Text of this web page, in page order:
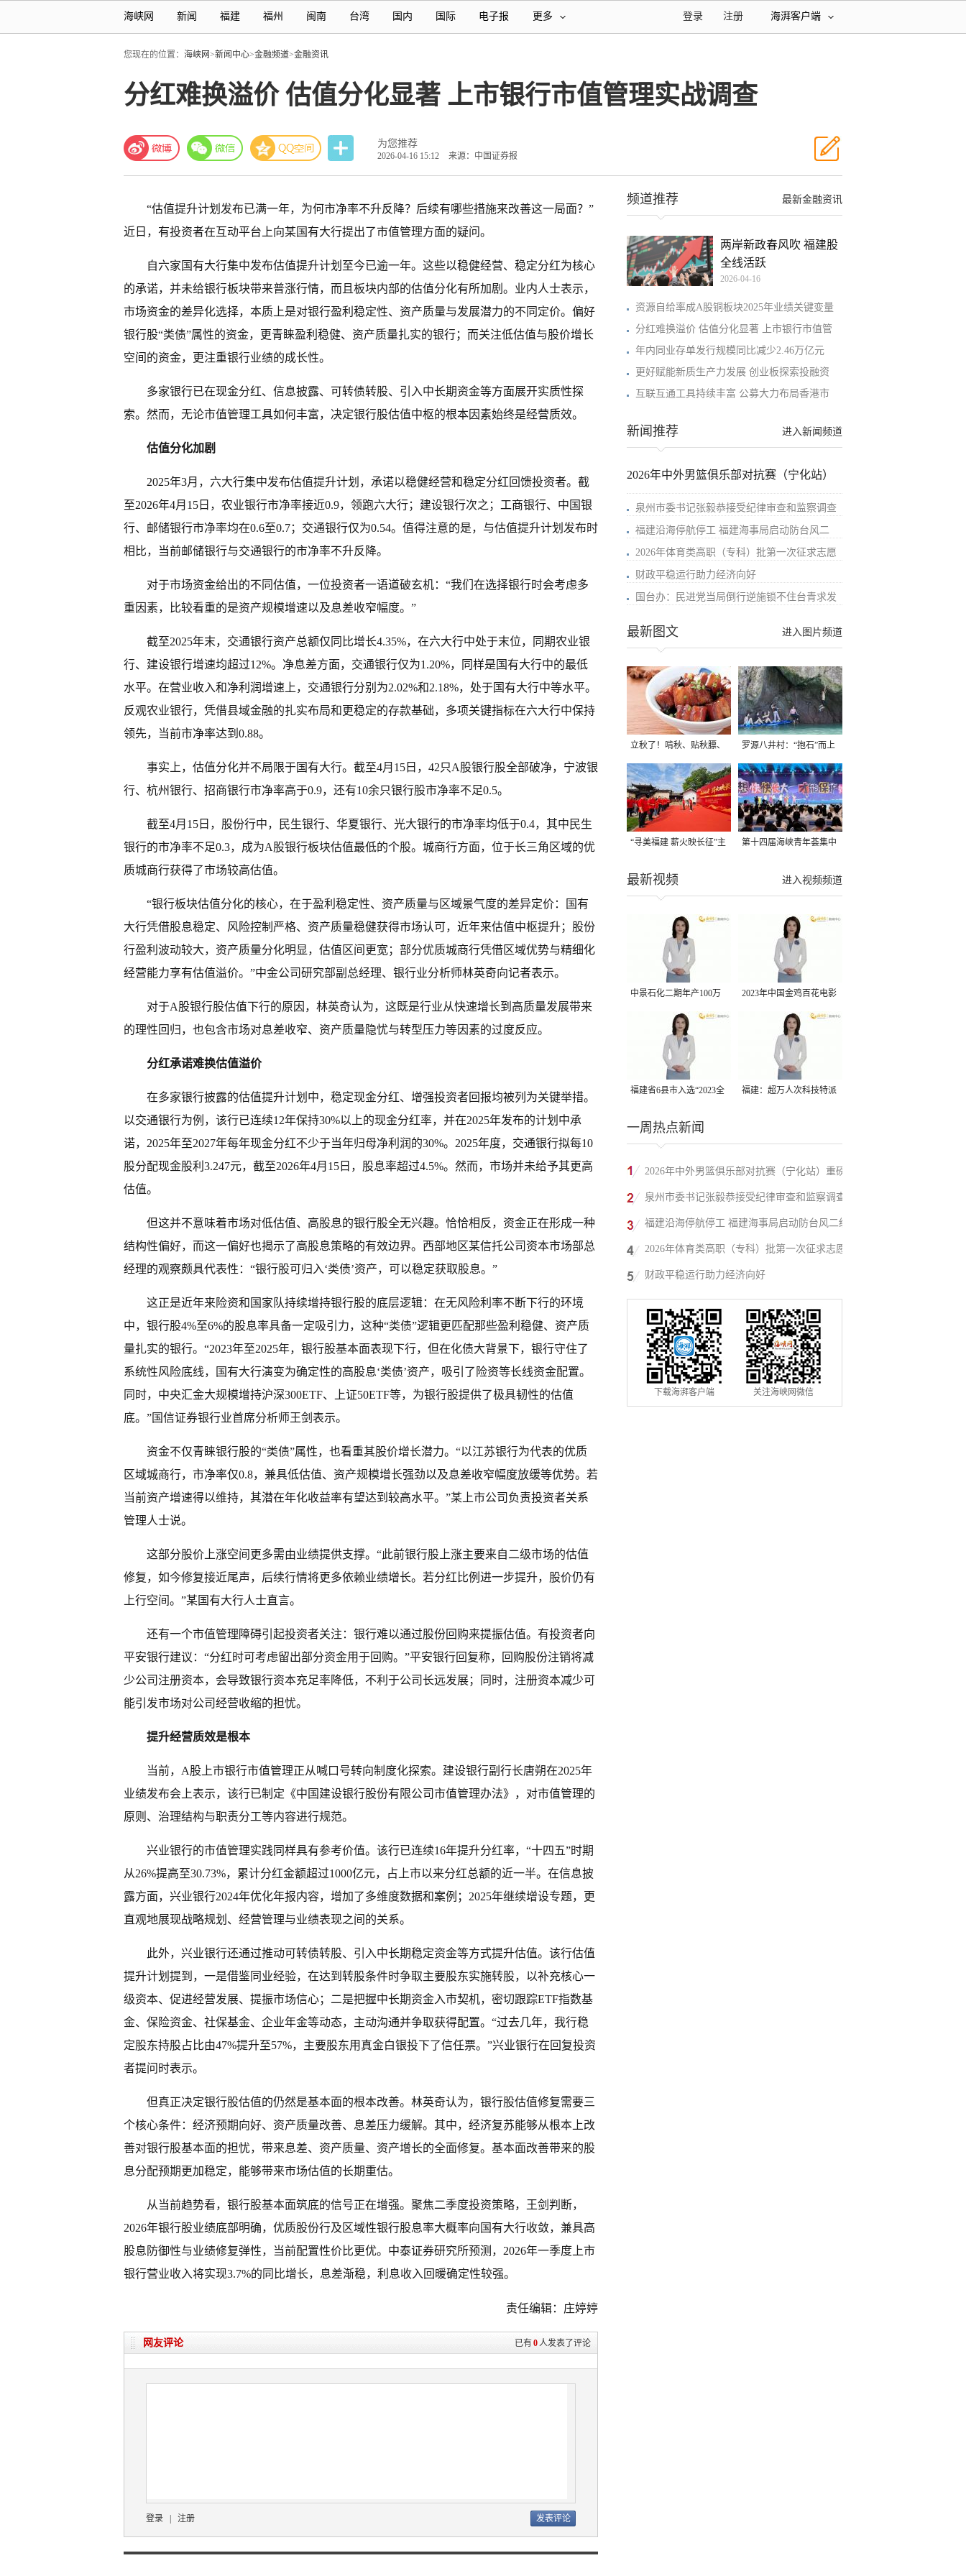
海峡网 新闻 福建 福州 闽南 台湾 国内 国际 电子报 更多 海湃客户端
注册
登录
您现在的位置： 海峡网>新闻中心>金融频道>金融资讯
分红难换溢价 估值分化显著 上市银行市值管理实战调查
为您推荐
2026-04-16 15:12 来源：中国证券报
“估值提升计划发布已满一年，为何市净率不升反降？后续有哪些措施来改善这一局面？”
近日，有投资者在互动平台上向某国有大行提出了市值管理方面的疑问。
自六家国有大行集中发布估值提升计划至今已逾一年。这些以稳健经营、稳定分红为核心
的承诺，并未给银行板块带来普涨行情，而且板块内部的估值分化有所加剧。业内人士表示，
市场资金的差异化选择，本质上是对银行盈利稳定性、资产质量与发展潜力的不同定价。偏好
银行股“类债”属性的资金，更青睐盈利稳健、资产质量扎实的银行；而关注低估值与股价增长
空间的资金，更注重银行业绩的成长性。
多家银行已在现金分红、信息披露、可转债转股、引入中长期资金等方面展开实质性探
索。然而，无论市值管理工具如何丰富，决定银行股估值中枢的根本因素始终是经营质效。
估值分化加剧
2025年3月，六大行集中发布估值提升计划，承诺以稳健经营和稳定分红回馈投资者。截
至2026年4月15日，农业银行市净率接近0.9，领跑六大行；建设银行次之；工商银行、中国银
行、邮储银行市净率均在0.6至0.7；交通银行仅为0.54。值得注意的是，与估值提升计划发布时
相比，当前邮储银行与交通银行的市净率不升反降。
对于市场资金给出的不同估值，一位投资者一语道破玄机：“我们在选择银行时会考虑多
重因素，比较看重的是资产规模增速以及息差收窄幅度。”
截至2025年末，交通银行资产总额仅同比增长4.35%，在六大行中处于末位，同期农业银
行、建设银行增速均超过12%。净息差方面，交通银行仅为1.20%，同样是国有大行中的最低
水平。在营业收入和净利润增速上，交通银行分别为2.02%和2.18%，处于国有大行中等水平。
反观农业银行，凭借县域金融的扎实布局和更稳定的存款基础，多项关键指标在六大行中保持
领先，当前市净率达到0.88。
事实上，估值分化并不局限于国有大行。截至4月15日，42只A股银行股全部破净，宁波银
行、杭州银行、招商银行市净率高于0.9，还有10余只银行股市净率不足0.5。
截至4月15日，股份行中，民生银行、华夏银行、光大银行的市净率均低于0.4，其中民生
银行的市净率不足0.3，成为A股银行板块估值最低的个股。城商行方面，位于长三角区域的优
质城商行获得了市场较高估值。
“银行板块估值分化的核心，在于盈利稳定性、资产质量与区域景气度的差异定价：国有
大行凭借股息稳定、风险控制严格、资产质量稳健获得市场认可，近年来估值中枢提升；股份
行盈利波动较大，资产质量分化明显，估值区间更宽；部分优质城商行凭借区域优势与精细化
经营能力享有估值溢价。”中金公司研究部副总经理、银行业分析师林英奇向记者表示。
对于A股银行股估值下行的原因，林英奇认为，这既是行业从快速增长到高质量发展带来
的理性回归，也包含市场对息差收窄、资产质量隐忧与转型压力等因素的过度反应。
分红承诺难换估值溢价
在多家银行披露的估值提升计划中，稳定现金分红、增强投资者回报均被列为关键举措。
以交通银行为例，该行已连续12年保持30%以上的现金分红率，并在2025年发布的计划中承
诺，2025年至2027年每年现金分红不少于当年归母净利润的30%。2025年度，交通银行拟每10
股分配现金股利3.247元，截至2026年4月15日，股息率超过4.5%。然而，市场并未给予其更高
估值。
但这并不意味着市场对低估值、高股息的银行股全无兴趣。恰恰相反，资金正在形成一种
结构性偏好，而这一偏好也揭示了高股息策略的有效边界。西部地区某信托公司资本市场部总
经理的观察颇具代表性：“银行股可归入‘类债’资产，可以稳定获取股息。”
这正是近年来险资和国家队持续增持银行股的底层逻辑：在无风险利率不断下行的环境
中，银行股4%至6%的股息率具备一定吸引力，这种“类债”逻辑更匹配那些盈利稳健、资产质
量扎实的银行。“2023年至2025年，银行股基本面表现下行，但在化债大背景下，银行守住了
系统性风险底线，国有大行演变为确定性的高股息‘类债’资产，吸引了险资等长线资金配置。
同时，中央汇金大规模增持沪深300ETF、上证50ETF等，为银行股提供了极具韧性的估值
底。”国信证券银行业首席分析师王剑表示。
资金不仅青睐银行股的“类债”属性，也看重其股价增长潜力。“以江苏银行为代表的优质
区域城商行，市净率仅0.8，兼具低估值、资产规模增长强劲以及息差收窄幅度放缓等优势。若
当前资产增速得以维持，其潜在年化收益率有望达到较高水平。”某上市公司负责投资者关系
管理人士说。
这部分股价上涨空间更多需由业绩提供支撑。“此前银行股上涨主要来自二级市场的估值
修复，如今修复接近尾声，后续行情将更多依赖业绩增长。若分红比例进一步提升，股价仍有
上行空间。”某国有大行人士直言。
还有一个市值管理障碍引起投资者关注：银行难以通过股份回购来提振估值。有投资者向
平安银行建议：“分红时可考虑留出部分资金用于回购。”平安银行回复称，回购股份注销将减
少公司注册资本，会导致银行资本充足率降低，不利于公司长远发展；同时，注册资本减少可
能引发市场对公司经营收缩的担忧。
提升经营质效是根本
当前，A股上市银行市值管理正从喊口号转向制度化探索。建设银行副行长唐朔在2025年
业绩发布会上表示，该行已制定《中国建设银行股份有限公司市值管理办法》，对市值管理的
原则、治理结构与职责分工等内容进行规范。
兴业银行的市值管理实践同样具有参考价值。该行已连续16年提升分红率，“十四五”时期
从26%提高至30.73%，累计分红金额超过1000亿元，占上市以来分红总额的近一半。在信息披
露方面，兴业银行2024年优化年报内容，增加了多维度数据和案例；2025年继续增设专题，更
直观地展现战略规划、经营管理与业绩表现之间的关系。
此外，兴业银行还通过推动可转债转股、引入中长期稳定资金等方式提升估值。该行估值
提升计划提到，一是借鉴同业经验，在达到转股条件时争取主要股东实施转股，以补充核心一
级资本、促进经营发展、提振市场信心；二是把握中长期资金入市契机，密切跟踪ETF指数基
金、保险资金、社保基金、企业年金等动态，主动沟通并争取获得配置。“过去几年，我行稳
定股东持股占比由47%提升至57%，主要股东用真金白银投下了信任票。”兴业银行在回复投资
者提问时表示。
但真正决定银行股估值的仍然是基本面的根本改善。林英奇认为，银行股估值修复需要三
个核心条件：经济预期向好、资产质量改善、息差压力缓解。其中，经济复苏能够从根本上改
善对银行股基本面的担忧，带来息差、资产质量、资产增长的全面修复。基本面改善带来的股
息分配预期更加稳定，能够带来市场估值的长期重估。
从当前趋势看，银行股基本面筑底的信号正在增强。聚焦二季度投资策略，王剑判断，
2026年银行股业绩底部明确，优质股份行及区域性银行股息率大概率向国有大行收敛，兼具高
股息防御性与业绩修复弹性，当前配置性价比更优。中泰证券研究所预测，2026年一季度上市
银行营业收入将实现3.7%的同比增长，息差渐稳，利息收入回暖确定性较强。
责任编辑：庄婷婷
已有0人发表了评论
网友评论
登录 注册
最新金融资讯
频道推荐
两岸新政春风吹 福建股
全线活跃
2026-04-16
资源自给率成A股铜板块2025年业绩关键变量
分红难换溢价 估值分化显著 上市银行市值管
年内同业存单发行规模同比减少2.46万亿元
更好赋能新质生产力发展 创业板探索投融资
互联互通工具持续丰富 公募大力布局香港市
进入新闻频道
新闻推荐
2026年中外男篮俱乐部对抗赛（宁化站）
泉州市委书记张毅恭接受纪律审查和监察调查
福建沿海停航停工 福建海事局启动防台风二
2026年体育类高职（专科）批第一次征求志愿
财政平稳运行助力经济向好
国台办：民进党当局倒行逆施锁不住台青求发
进入图片频道
最新图文
立秋了！啃秋、贴秋膘、
晒秋，福建人这样过才够
味→
罗源八井村：“抱石”而上
“寻美福建 薪火映长征”主 第十四届海峡青年荟集中
进入视频频道
最新视频
中景石化二期年产100万
吨丙烷脱氢项目建成中交
2023年中国金鸡百花电影
节有福电影巡展31日启动
福建省6县市入选“2023全 福建：超万人次科技特派
一周热点新闻
2026年中外男篮俱乐部对抗赛（宁化站）重磅
来袭！抢票通道即将开启→
泉州市委书记张毅恭接受纪律审查和监察调查
福建沿海停航停工 福建海事局启动防台风二级
应急响应
2026年体育类高职（专科）批第一次征求志愿
填报
财政平稳运行助力经济向好
下载海湃客户端 关注海峡网微信